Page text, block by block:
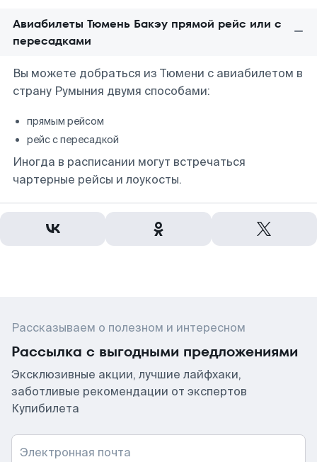
Авиабилеты Тюмень Бакэу прямой рейс или с
пересадками
Вы можете добраться из Тюмени с авиабилетом в
страну Румыния двумя способами:
прямым рейсом
рейс с пересадкой
Иногда в расписании могут встречаться
чартерные рейсы и лоукосты.
Рассказываем о полезном и интересном
Рассылка с выгодными предложениями
Эксклюзивные акции, лучшие лайфхаки,
заботливые рекомендации от экспертов
Купибилета
Электронная почта